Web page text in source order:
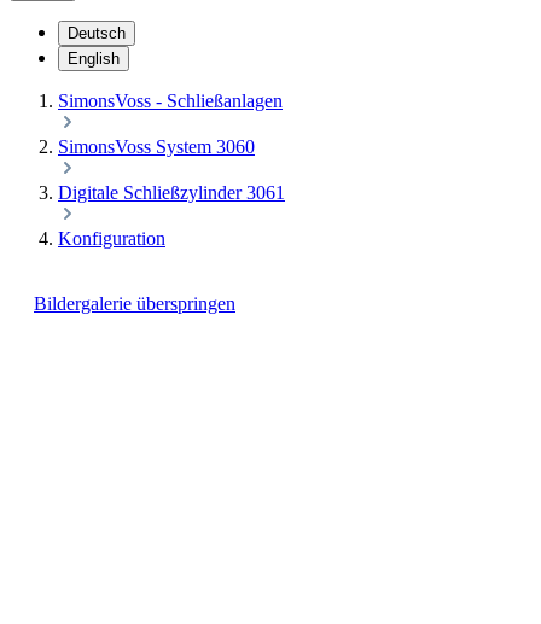
Deutsch
English
SimonsVoss - Schließanlagen
SimonsVoss System 3060
Digitale Schließzylinder 3061
Konfiguration
Bildergalerie überspringen